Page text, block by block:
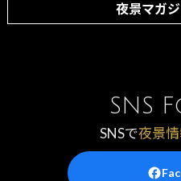
夜景マガ
SNS
SNSで夜景